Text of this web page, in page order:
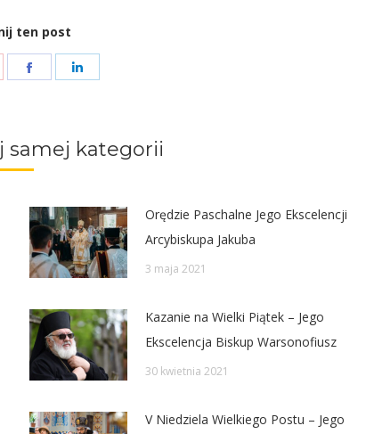
ten post
Share
samej kategorii
Orędzie Paschalne Jego Ekscelencji
Arcybiskupa Jakuba
3 maja 2021
Kazanie na Wielki Piątek – Jego
Ekscelencja Biskup Warsonofiusz
30 kwietnia 2021
V Niedziela Wielkiego Postu – Jego